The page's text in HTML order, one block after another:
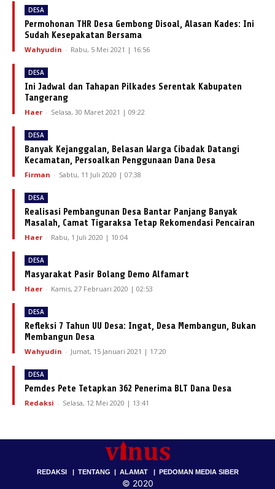
DESA
Permohonan THR Desa Gembong Disoal, Alasan Kades: Ini
Sudah Kesepakatan Bersama
Wahyudin - Rabu, 5 Mei 2021 | 16:56
DESA
Ini Jadwal dan Tahapan Pilkades Serentak Kabupaten
Tangerang
Haer - Selasa, 30 Maret 2021 | 09:22
DESA
Banyak Kejanggalan, Belasan Warga Cibadak Datangi
Kecamatan, Persoalkan Penggunaan Dana Desa
Firman - Sabtu, 11 Juli 2020 | 07:38
DESA
Realisasi Pembangunan Desa Bantar Panjang Banyak
Masalah, Camat Tigaraksa Tetap Rekomendasi Pencairan
Haer - Rabu, 1 Juli 2020 | 10:04
DESA
Masyarakat Pasir Bolang Demo Alfamart
Haer - Kamis, 27 Februari 2020 | 02:53
DESA
Refleksi 7 Tahun UU Desa: Ingat, Desa Membangun, Bukan
Membangun Desa
Wahyudin - Jumat, 15 Januari 2021 | 17:20
DESA
Pemdes Pete Tetapkan 362 Penerima BLT Dana Desa
Redaksi - Selasa, 12 Mei 2020 | 13:41
REDAKSI| TENTANG | ALAMAT| PEDOMAN MEDIA SIBER
© 2020